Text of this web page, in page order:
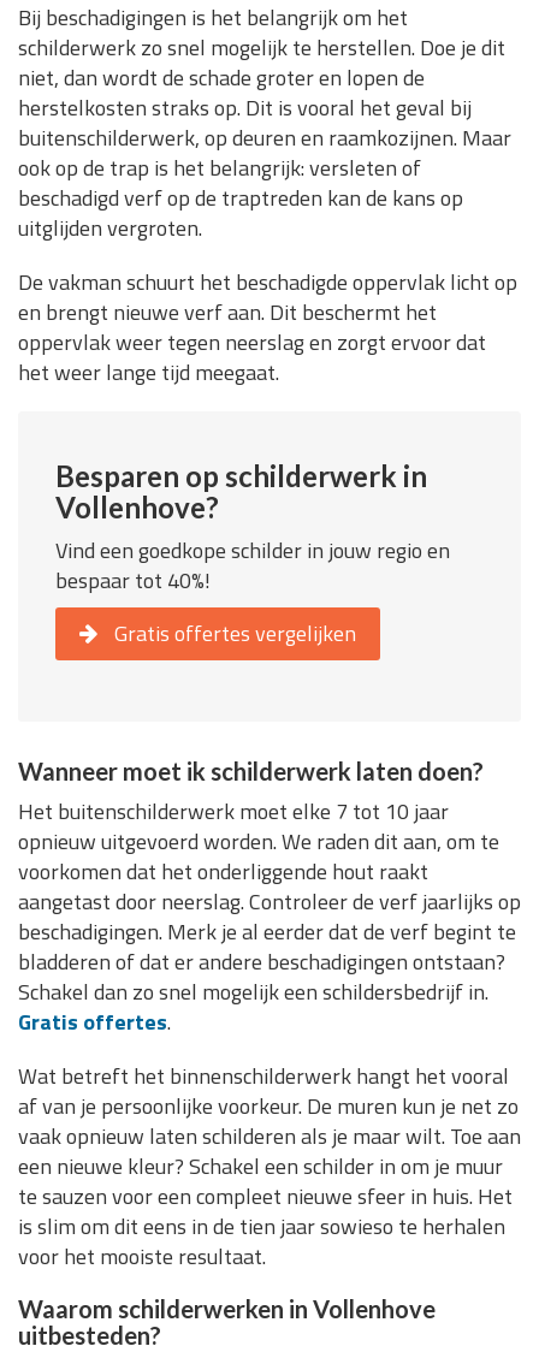
Bij beschadigingen is het belangrijk om het
schilderwerk zo snel mogelijk te herstellen. Doe je dit
niet, dan wordt de schade groter en lopen de
herstelkosten straks op. Dit is vooral het geval bij
buitenschilderwerk, op deuren en raamkozijnen. Maar
ook op de trap is het belangrijk: versleten of
beschadigd verf op de traptreden kan de kans op
uitglijden vergroten.
De vakman schuurt het beschadigde oppervlak licht op
en brengt nieuwe verf aan. Dit beschermt het
oppervlak weer tegen neerslag en zorgt ervoor dat
het weer lange tijd meegaat.
Besparen op schilderwerk in
Vollenhove?
Vind een goedkope schilder in jouw regio en
bespaar tot 40%!
Gratis offertes vergelijken
Wanneer moet ik schilderwerk laten doen?
Het buitenschilderwerk moet elke 7 tot 10 jaar
opnieuw uitgevoerd worden. We raden dit aan, om te
voorkomen dat het onderliggende hout raakt
aangetast door neerslag. Controleer de verf jaarlijks op
beschadigingen. Merk je al eerder dat de verf begint te
bladderen of dat er andere beschadigingen ontstaan?
Schakel dan zo snel mogelijk een schildersbedrijf in.
Gratis offertes.
Wat betreft het binnenschilderwerk hangt het vooral
af van je persoonlijke voorkeur. De muren kun je net zo
vaak opnieuw laten schilderen als je maar wilt. Toe aan
een nieuwe kleur? Schakel een schilder in om je muur
te sauzen voor een compleet nieuwe sfeer in huis. Het
is slim om dit eens in de tien jaar sowieso te herhalen
voor het mooiste resultaat.
Waarom schilderwerken in Vollenhove
uitbesteden?